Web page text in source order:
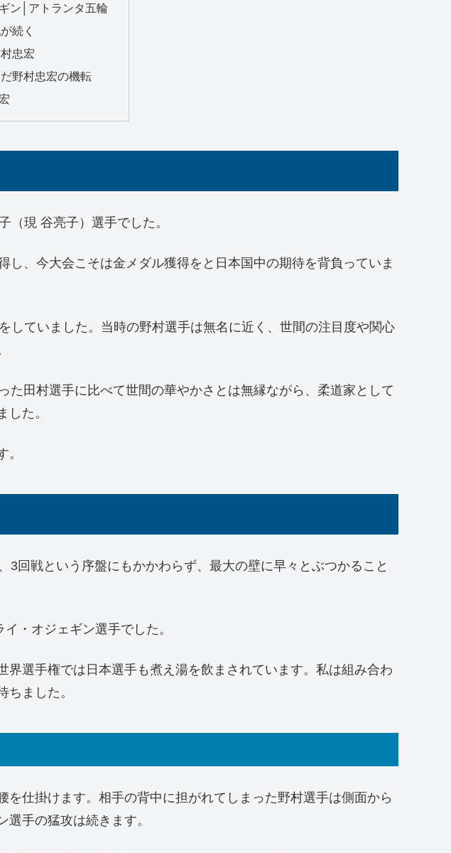
ン│アトランタ五輪
続く
忠宏
野村忠宏の機転
（現 谷亮子）選手でした。
、今大会こそは金メダル獲得をと日本国中の期待を背負っていま
ていました。当時の野村選手は無名に近く、世間の注目度や関心
田村選手に比べて世間の華やかさとは無縁ながら、柔道家として
た。
回戦という序盤にもかかわらず、最大の壁に早々とぶつかること
・オジェギン選手でした。
選手権では日本選手も煮え湯を飲まされています。私は組み合わ
ました。
仕掛けます。相手の背中に担がれてしまった野村選手は側面から
手の猛攻は続きます。